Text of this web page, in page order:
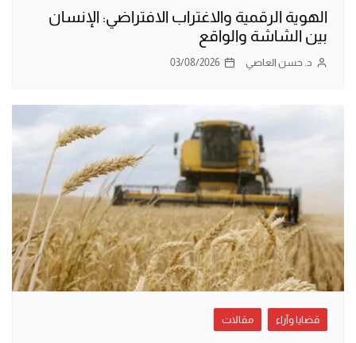
الهوية الرقمية والاغتراب الافتراضي: الإنسان
بين الشاشة والواقع
د. حسن العاصي 03/08/2026
قضايا وآراء مقالات